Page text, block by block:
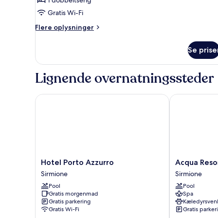
Gratis Wi-Fi
Flere oplysninger
Flere
dobbeltværelse
Se
Lignende overnatningssteder
Hotel
Porto
Azzurro
Sirmione
Hotel Porto Azzurro
Sirmione
Pool
Gratis morgenmad
Gratis parkering
Gratis Wi-Fi
Hotel Porto Azzurro
Acqua
Resorts
Sirmione
Acqua
Sirmione
Pool
Spa
Gratis
Acqua Resorts